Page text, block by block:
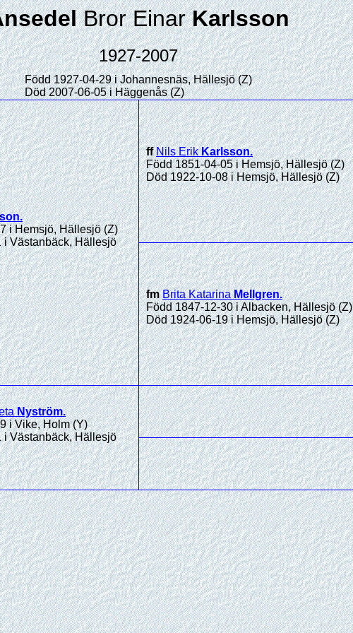
Bror Einar Karlsson
1927-2007
Född 1927-04-29 i Johannesnäs, Hällesjö (Z)
Död 2007-06-05 i Häggenås (Z)
.
i Hemsjö, Hällesjö (Z)
i Västanbäck, Hällesjö
ffNils Erik Karlsson.
Född 1851-04-05 i Hemsjö, Hällesjö (Z)
Död 1922-10-08 i Hemsjö, Hällesjö (Z)
fmBrita Katarina Mellgren.
Född 1847-12-30 i Albacken, Hällesjö (Z)
Död 1924-06-19 i Hemsjö, Hällesjö (Z)
Nyström.
i Vike, Holm (Y)
i Västanbäck, Hällesjö